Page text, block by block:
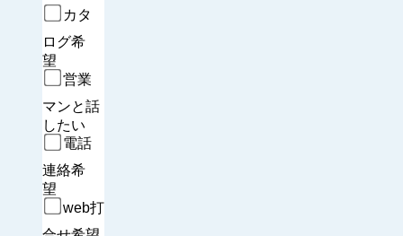
カタ
ログ希
望
営業
マンと話
したい
電話
連絡希
望
web打